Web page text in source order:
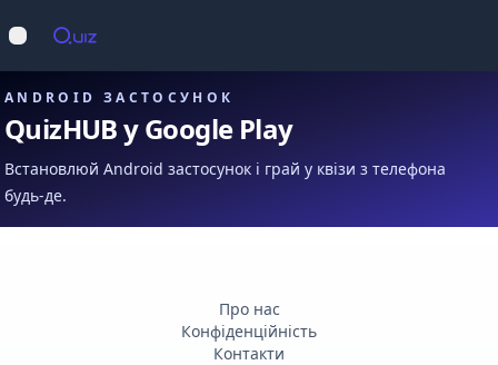
Відкрити меню
ANDROID ЗАСТОСУНОК
QuizHUB у Google Play
Встановлюй Android застосунок і грай у квізи з телефона
будь-де.
Про нас
Конфіденційність
Контакти